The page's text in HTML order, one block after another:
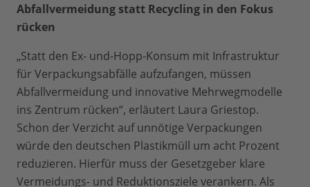
Abfallvermeidung statt Recycling in den Fokus
rücken
„Statt den Ex- und-Hopp-Konsum mit Infrastruktur
für Verpackungsabfälle aufzufangen, müssen
Abfallvermeidung und innovative Mehrwegmodelle
ins Zentrum rücken“, erläutert Laura Griestop.
Schon der Verzicht auf unnötige Verpackungen
würde den deutschen Plastikmüll um acht Prozent
reduzieren. Hierfür muss der Gesetzgeber klare
Vermeidungs- und Reduktionsziele verankern. Als